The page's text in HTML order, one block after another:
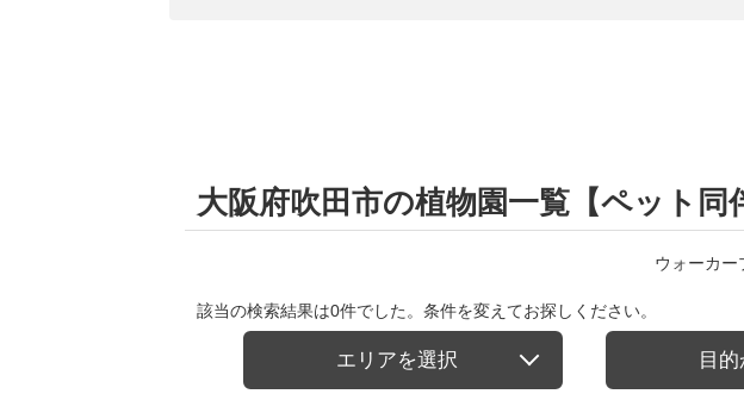
大阪府吹田市の植物園一覧【ペット同
ウォーカー
該当の検索結果は0件でした。条件を変えてお探しください。
エリアを選択 目